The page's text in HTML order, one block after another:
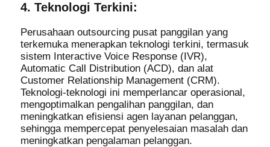
4. Teknologi Terkini:
Perusahaan outsourcing pusat panggilan yang
terkemuka menerapkan teknologi terkini, termasuk
sistem Interactive Voice Response (IVR),
Automatic Call Distribution (ACD), dan alat
Customer Relationship Management (CRM).
Teknologi-teknologi ini memperlancar operasional,
mengoptimalkan pengalihan panggilan, dan
meningkatkan efisiensi agen layanan pelanggan,
sehingga mempercepat penyelesaian masalah dan
meningkatkan pengalaman pelanggan.